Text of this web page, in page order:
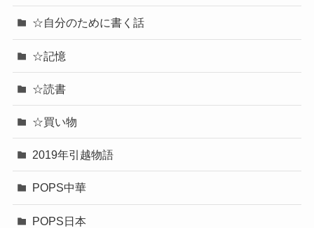
☆自分のために書く話
☆記憶
☆読書
☆買い物
2019年引越物語
POPS中華
POPS日本